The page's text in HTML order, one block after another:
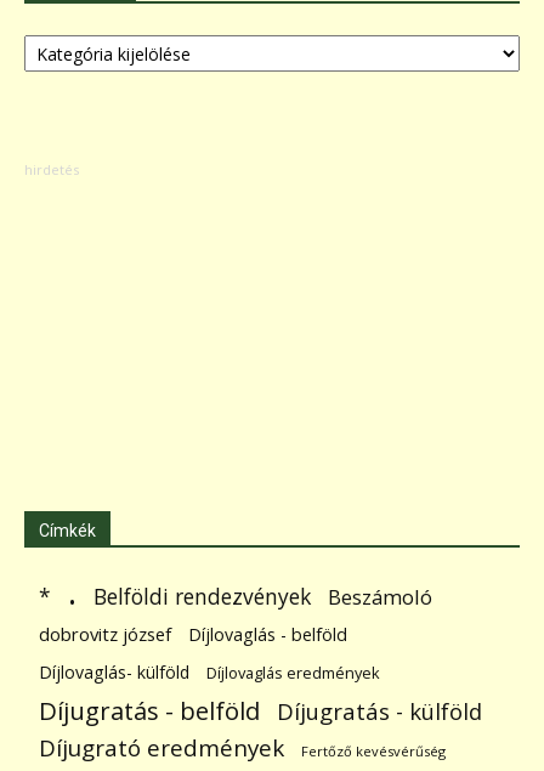
Kategóriák
Címkék
* . Belföldi rendezvények Beszámoló
dobrovitz józsef
Díjlovaglás - belföld
Díjlovaglás- külföld
Díjlovaglás eredmények
Díjugratás - belföld Díjugratás - külföld
Díjugrató eredmények Fertőző kevésvérűség